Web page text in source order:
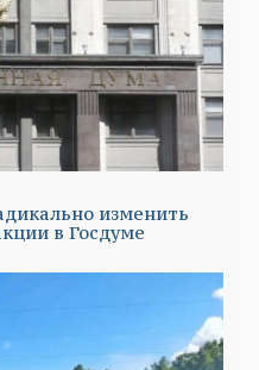
изменить
в Госдуме